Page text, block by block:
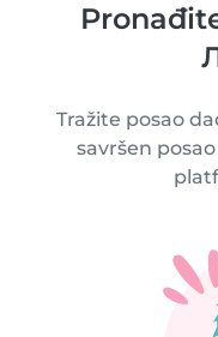
Tražite posao
savršen